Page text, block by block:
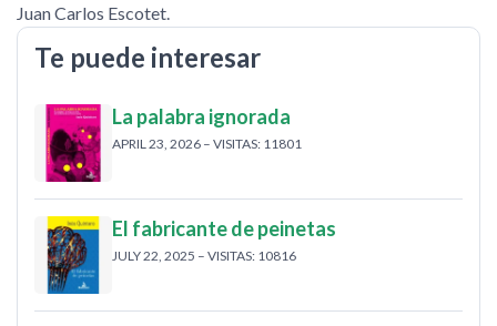
Juan Carlos Escotet.
Te puede interesar
La palabra ignorada
APRIL 23, 2026 – VISITAS: 11801
El fabricante de peinetas
JULY 22, 2025 – VISITAS: 10816